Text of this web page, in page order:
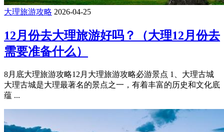
大理旅游攻略 2026-04-25
12月份去大理旅游好吗？（大理12月份去
需要准备什么）
8月底大理旅游攻略12月大理旅游攻略必游景点 1、大理古城
大理古城是大理最著名的景点之一，有着丰富的历史和文化底
蕴 ...